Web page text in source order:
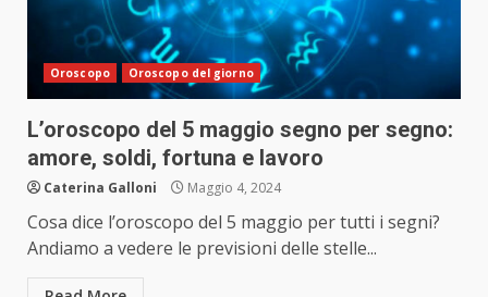
Oroscopo Oroscopo del giorno
L’oroscopo del 5 maggio segno per segno:
amore, soldi, fortuna e lavoro
Caterina Galloni Maggio 4, 2024
Cosa dice l’oroscopo del 5 maggio per tutti i segni?
Andiamo a vedere le previsioni delle stelle...